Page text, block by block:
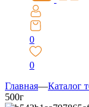
0
0
Главная—Каталог
500г